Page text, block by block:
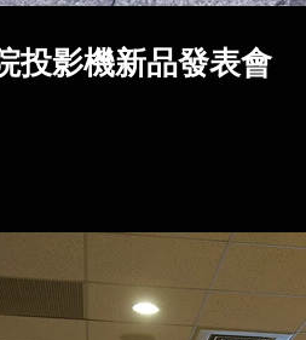
投影機新品發表會